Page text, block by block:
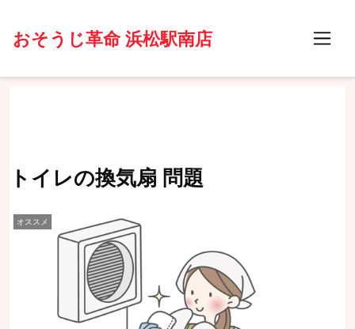
おそうじ革命 浜松駅南店
トイレの換気扇 問題
オススメ